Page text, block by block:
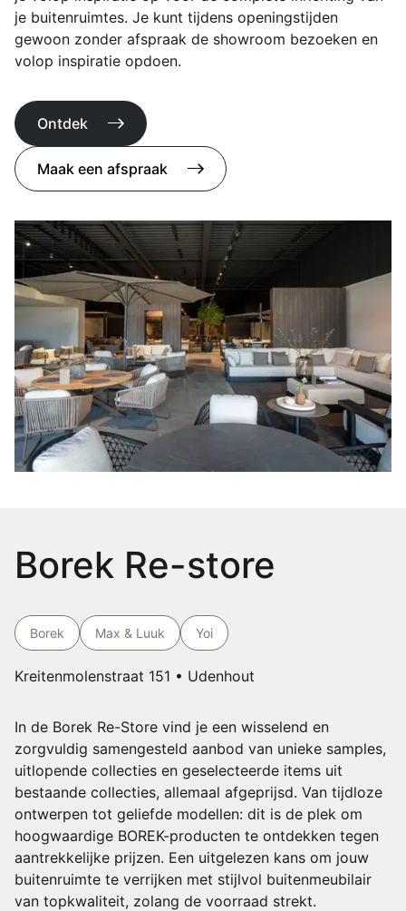
je buitenruimtes. Je kunt tijdens openingstijden
gewoon zonder afspraak de showroom bezoeken en
volop inspiratie opdoen.
Ontdek
Maak een afspraak
Borek Re-store
Borek Max & Luuk Yoi
Kreitenmolenstraat 151 • Udenhout
In de Borek Re-Store vind je een wisselend en
zorgvuldig samengesteld aanbod van unieke samples,
uitlopende collecties en geselecteerde items uit
bestaande collecties, allemaal afgeprijsd. Van tijdloze
ontwerpen tot geliefde modellen: dit is de plek om
hoogwaardige BOREK-producten te ontdekken tegen
aantrekkelijke prijzen. Een uitgelezen kans om jouw
buitenruimte te verrijken met stijlvol buitenmeubilair
van topkwaliteit, zolang de voorraad strekt.